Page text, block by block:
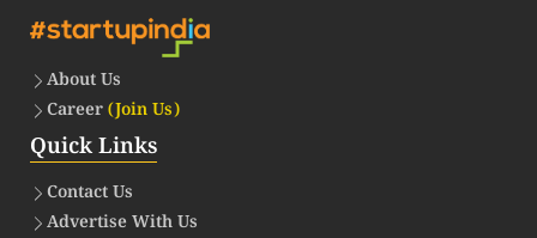
About Us
Career(Join Us)
Quick Links
Contact Us
Advertise With Us